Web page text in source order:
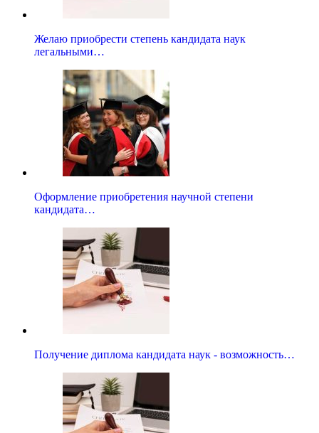
Желаю приобрести степень кандидата наук
легальными…
Оформление приобретения научной степени
кандидата…
Получение диплома кандидата наук - возможность…